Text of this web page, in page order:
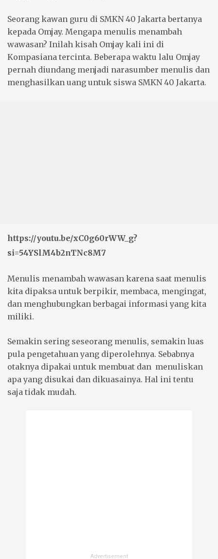
Seorang kawan guru di SMKN 40 Jakarta bertanya
kepada Omjay. Mengapa menulis menambah
wawasan? Inilah kisah Omjay kali ini di
Kompasiana tercinta. Beberapa waktu lalu Omjay
pernah diundang menjadi narasumber menulis dan
menghasilkan uang untuk siswa SMKN 40 Jakarta.
https://youtu.be/xC0g60rWW_g?
si=54YSlM4b2nTNc8M7
Menulis menambah wawasan karena saat menulis
kita dipaksa untuk berpikir, membaca, mengingat,
dan menghubungkan berbagai informasi yang kita
miliki.
Semakin sering seseorang menulis, semakin luas
pula pengetahuan yang diperolehnya. Sebabnya
otaknya dipakai untuk membuat dan menuliskan
apa yang disukai dan dikuasainya. Hal ini tentu
saja tidak mudah.